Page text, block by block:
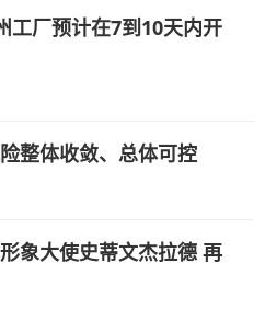
厂预计在7到10天内开
整体收敛、总体可控
象大使史蒂文杰拉德 再